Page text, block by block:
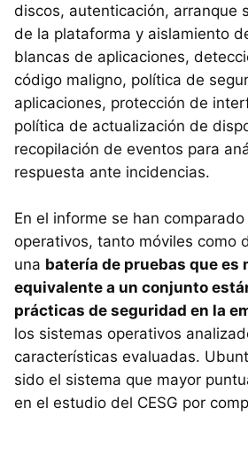
discos, autenticación, arranque
de la plataforma y aislamiento
blancas de aplicaciones,
código maligno, política de
aplicaciones, protección de
política de actualización de
recopilación de eventos para
respuesta ante incidencias.
En el informe se han
operativos, tanto móviles como
una batería de pruebas que es
equivalente a un conjunto
prácticas de seguridad en la
los sistemas operativos
características evaluadas.
sido el sistema que mayor
en el estudio del CESG por